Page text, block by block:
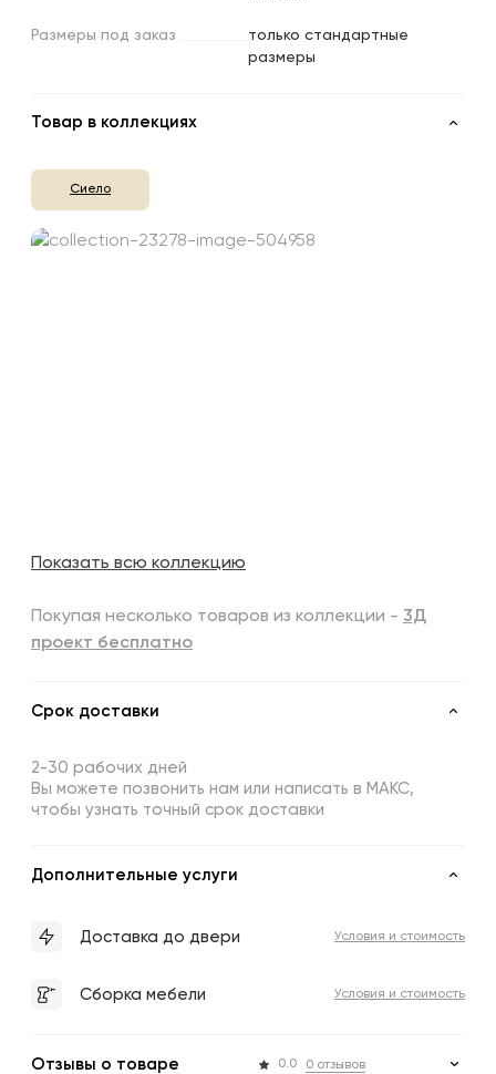
Размеры под заказ
только стандартные
размеры
Товар в коллекциях
Сиело
Показать всю коллекцию
Покупая несколько товаров из коллекции - 3Д
проект бесплатно
Срок доставки
2-30 рабочих дней
Вы можете позвонить нам или написать в МАКС,
чтобы узнать точный срок доставки
Дополнительные услуги
Доставка до двери Условия и стоимость
Сборка мебели Условия и стоимость
Отзывы о товаре 0.0 0 отзывов